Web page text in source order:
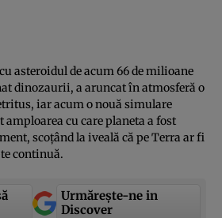
asteroidul de acum 66 de milioane
dinozaurii, a aruncat în atmosferă o
iar acum o nouă simulare
cu care planeta a fost
scoţând la iveală că pe Terra ar fi
continuă.
Urmărește-ne in
Discover